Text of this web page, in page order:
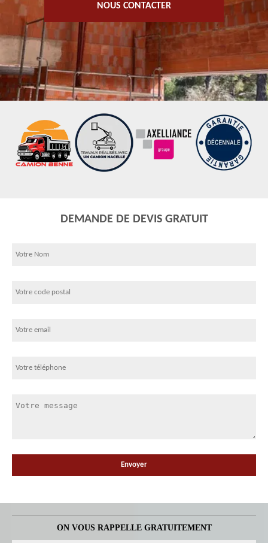
NOUS CONTACTER
DEMANDE DE DEVIS GRATUIT
ON VOUS RAPPELLE GRATUITEMENT